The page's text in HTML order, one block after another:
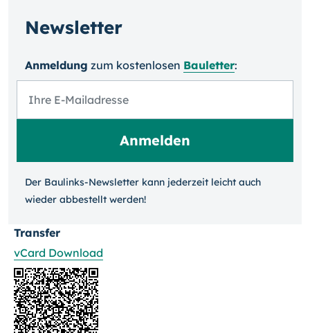
Newsletter
Anmeldung zum kosten­losen Bauletter:
Der Baulinks-Newsletter kann jeder­zeit leicht auch
wieder ab­bestellt werden!
Transfer
vCard Download